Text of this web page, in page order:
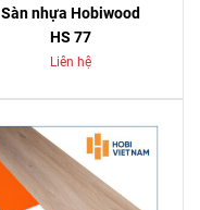
Sàn nhựa Hobiwood
HS 77
Liên hệ